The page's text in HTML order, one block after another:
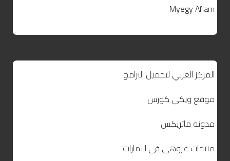
Myegy Aflam
المركز العربي لتحميل البرامج
موقع ويكي كورس
مدونة ماتريكس
منتجات غروهي في الامارات